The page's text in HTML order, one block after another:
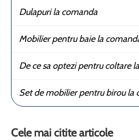
Dulapuri la comanda
Mobilier pentru baie la
De ce sa optezi pentru coltare
Set de mobilier pentru birou la
Cele mai citite articole